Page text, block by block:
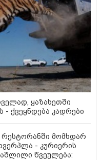
ყაზახეთში
- ქვეყნდება კადრები
რესტორანში მომხდარ
- კურიერის
წვეულება: